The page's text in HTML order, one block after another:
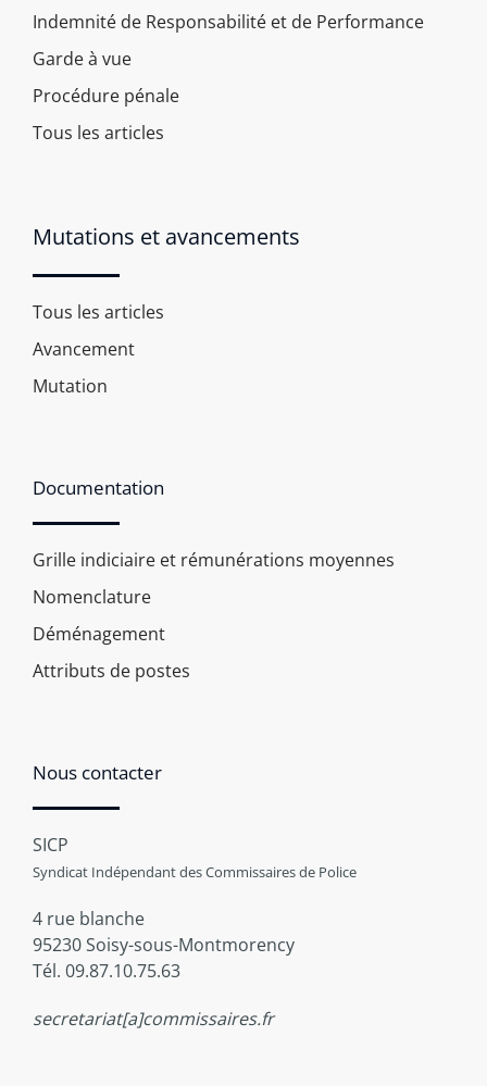
Indemnité de Responsabilité et de Performance
Garde à vue
Procédure pénale
Tous les articles
Mutations et avancements
Tous les articles
Avancement
Mutation
Documentation
Grille indiciaire et rémunérations moyennes
Nomenclature
Déménagement
Attributs de postes
Nous contacter
SICP
Syndicat Indépendant des Commissaires de Police
4 rue blanche
95230 Soisy-sous-Montmorency
Tél. 09.87.10.75.63
secretariat[a]commissaires.fr